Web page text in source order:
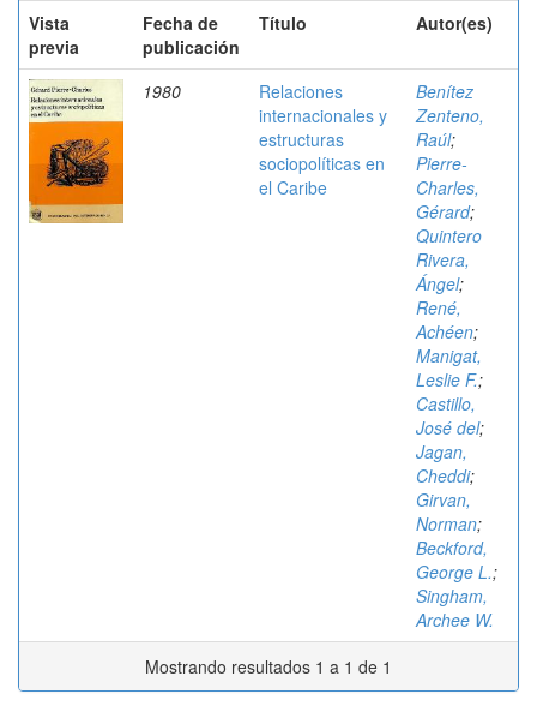
Vista
previa
Fecha de
publicación
Título Autor(es)
1980
Relaciones
internacionales y
estructuras
sociopolíticas en
el Caribe
Benítez
Zenteno,
Raúl;
Pierre-
Charles,
Gérard;
Quintero
Rivera,
Ángel;
René,
Achéen;
Manigat,
Leslie F.;
Castillo,
José del;
Jagan,
Cheddi;
Girvan,
Norman;
Beckford,
George L.;
Singham,
Archee W.
Mostrando resultados 1 a 1 de 1